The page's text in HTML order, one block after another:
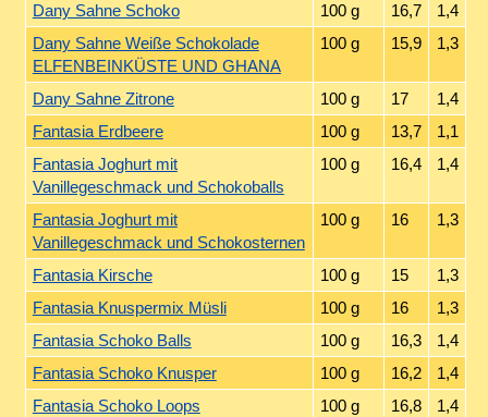
Dany Sahne Schoko
100 g 16,7
1,4
Dany Sahne Weiße Schokolade
ELFENBEINKÜSTE UND GHANA
100 g 15,9 1,3
Dany Sahne Zitrone 100 g 17
1,4
Fantasia Erdbeere
100 g 13,7
1,1
Fantasia Joghurt mit
Vanillegeschmack und Schokoballs
100 g 16,4 1,4
Fantasia Joghurt mit
Vanillegeschmack und Schokosternen
100 g 16 1,3
Fantasia Kirsche 100 g 15
1,3
Fantasia Knuspermix Müsli
100 g 16
1,3
Fantasia Schoko Balls
100 g 16,3
1,4
Fantasia Schoko Knusper
100 g 16,2
1,4
Fantasia Schoko Loops
100 g 16,8
1,4